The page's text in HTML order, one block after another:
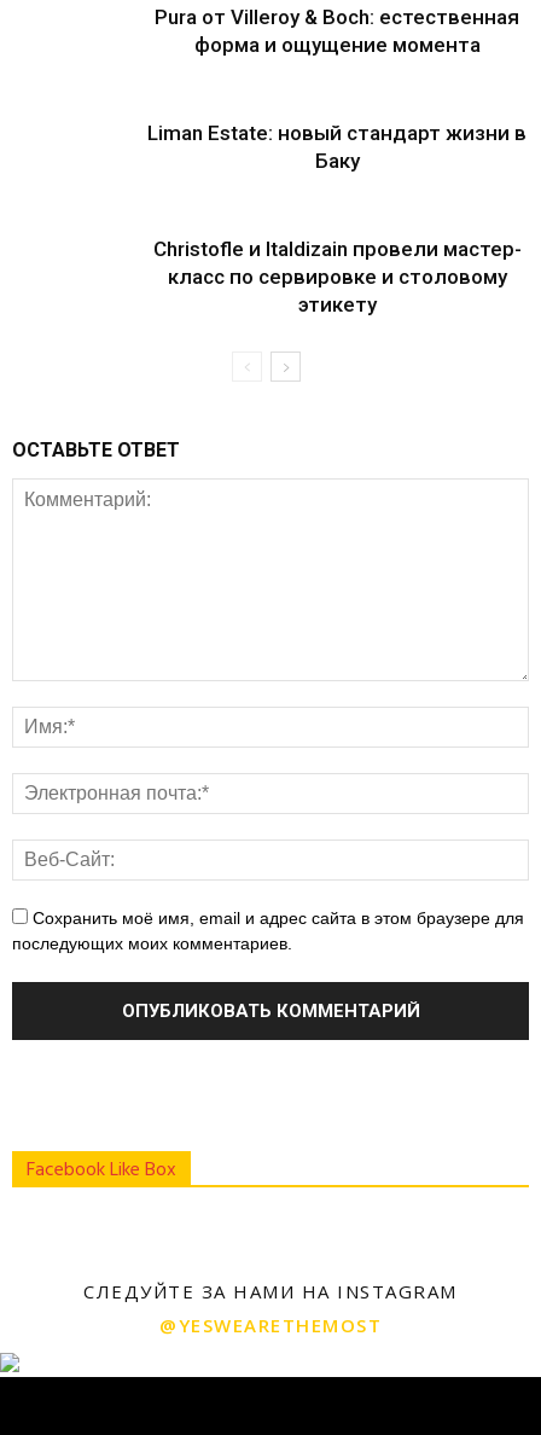
Pura от Villeroy & Boch: естественная
форма и ощущение момента
Liman Estate: новый стандарт жизни в
Баку
Christofle и Italdizain провели мастер-
класс по сервировке и столовому
этикету
ОСТАВЬТЕ ОТВЕТ
Сохранить моё имя, email и адрес сайта в этом браузере для
последующих моих комментариев.
Facebook Like Box
СЛЕДУЙТЕ ЗА НАМИ НА INSTAGRAM
@YESWEARETHEMOST